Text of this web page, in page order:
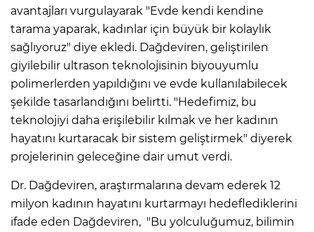
avantajları vurgulayarak "Evde kendi kendine
tarama yaparak, kadınlar için büyük bir kolaylık
sağlıyoruz" diye ekledi. Dağdeviren, geliştirilen
giyilebilir ultrason teknolojisinin biyouyumlu
polimerlerden yapıldığını ve evde kullanılabilecek
şekilde tasarlandığını belirtti. "Hedefimiz, bu
teknolojiyi daha erişilebilir kılmak ve her kadının
hayatını kurtaracak bir sistem geliştirmek" diyerek
projelerinin geleceğine dair umut verdi.
Dr. Dağdeviren, araştırmalarına devam ederek 12
milyon kadının hayatını kurtarmayı hedeflediklerini
ifade eden Dağdeviren, "Bu yolculuğumuz, bilimin